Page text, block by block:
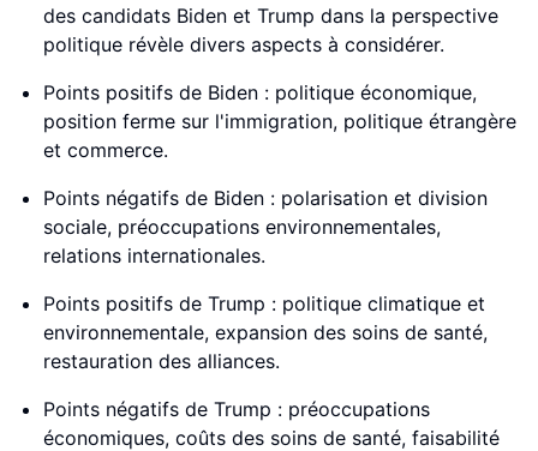
des candidats Biden et Trump dans la perspective
politique révèle divers aspects à considérer.
Points positifs de Biden : politique économique,
position ferme sur l'immigration, politique étrangère
et commerce.
Points négatifs de Biden : polarisation et division
sociale, préoccupations environnementales,
relations internationales.
Points positifs de Trump : politique climatique et
environnementale, expansion des soins de santé,
restauration des alliances.
Points négatifs de Trump : préoccupations
économiques, coûts des soins de santé, faisabilité